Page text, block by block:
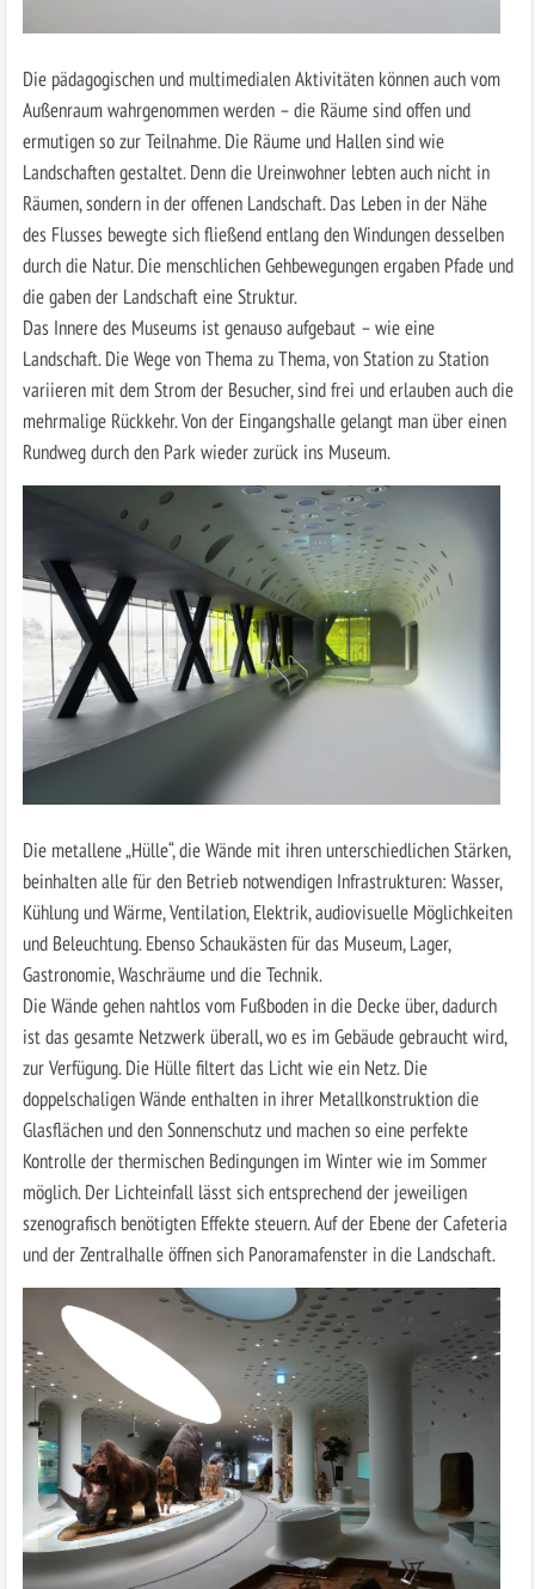
Die pädagogischen und multimedialen Aktivitäten können auch vom
Außenraum wahrgenommen werden – die Räume sind offen und
ermutigen so zur Teilnahme. Die Räume und Hallen sind wie
Landschaften gestaltet. Denn die Ureinwohner lebten auch nicht in
Räumen, sondern in der offenen Landschaft. Das Leben in der Nähe
des Flusses bewegte sich fließend entlang den Windungen desselben
durch die Natur. Die menschlichen Gehbewegungen ergaben Pfade und
die gaben der Landschaft eine Struktur.
Das Innere des Museums ist genauso aufgebaut – wie eine
Landschaft. Die Wege von Thema zu Thema, von Station zu Station
variieren mit dem Strom der Besucher, sind frei und erlauben auch die
mehrmalige Rückkehr. Von der Eingangshalle gelangt man über einen
Rundweg durch den Park wieder zurück ins Museum.
Die metallene „Hülle“, die Wände mit ihren unterschiedlichen Stärken,
beinhalten alle für den Betrieb notwendigen Infrastrukturen: Wasser,
Kühlung und Wärme, Ventilation, Elektrik, audiovisuelle Möglichkeiten
und Beleuchtung. Ebenso Schaukästen für das Museum, Lager,
Gastronomie, Waschräume und die Technik.
Die Wände gehen nahtlos vom Fußboden in die Decke über, dadurch
ist das gesamte Netzwerk überall, wo es im Gebäude gebraucht wird,
zur Verfügung. Die Hülle filtert das Licht wie ein Netz. Die
doppelschaligen Wände enthalten in ihrer Metallkonstruktion die
Glasflächen und den Sonnenschutz und machen so eine perfekte
Kontrolle der thermischen Bedingungen im Winter wie im Sommer
möglich. Der Lichteinfall lässt sich entsprechend der jeweiligen
szenografisch benötigten Effekte steuern. Auf der Ebene der Cafeteria
und der Zentralhalle öffnen sich Panoramafenster in die Landschaft.